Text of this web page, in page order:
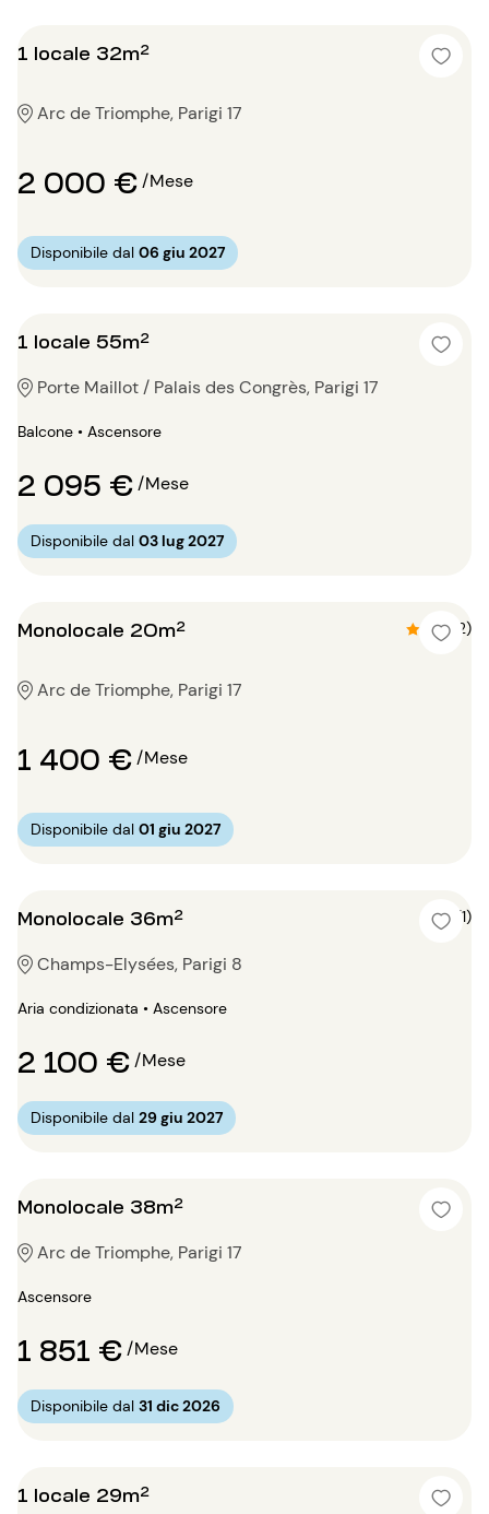
1 locale 32m²
Arc de Triomphe, Parigi 17
2 000 €/Mese
Disponibile dal 06 giu 2027
1 locale 55m²
Porte Maillot / Palais des Congrès, Parigi 17
Balcone • Ascensore
2 095 €/Mese
Disponibile dal 03 lug 2027
Monolocale 20m² 4.5 (2)
Arc de Triomphe, Parigi 17
1 400 €/Mese
Disponibile dal 01 giu 2027
Monolocale 36m² 5 (1)
Champs-Elysées, Parigi 8
Aria condizionata • Ascensore
2 100 €/Mese
Disponibile dal 29 giu 2027
Monolocale 38m²
Arc de Triomphe, Parigi 17
Ascensore
1 851 €/Mese
Disponibile dal 31 dic 2026
1 locale 29m²